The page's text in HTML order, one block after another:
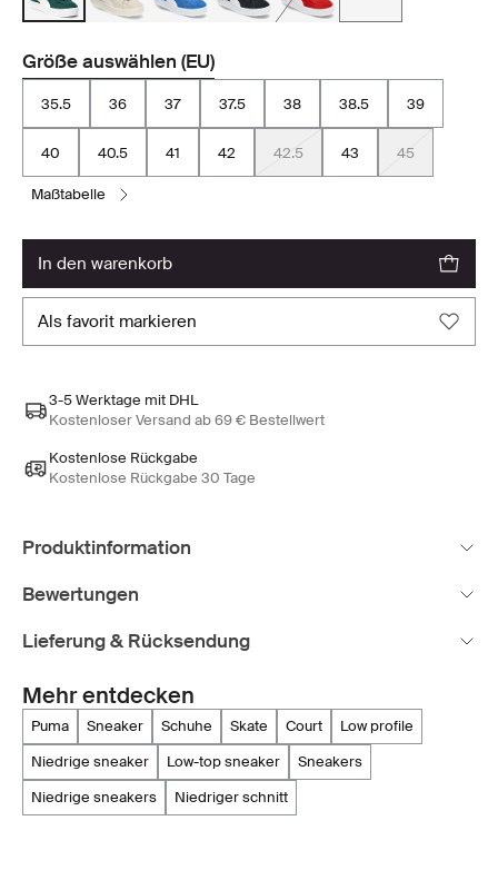
Größe auswählen (EU)
35.5 36 37 37.5 38 38.5 39
40 40.5 41 42 42.5 43 45
maßtabelle
in den warenkorb
als favorit markieren
3-5 Werktage mit DHL
Kostenloser Versand ab 69 € Bestellwert
Kostenlose Rückgabe
Kostenlose Rückgabe 30 Tage
Produktinformation
Bewertungen
Lieferung & Rücksendung
Mehr entdecken
puma sneaker schuhe skate court
low profile
niedrige sneaker
low-top sneaker
sneakers
niedrige sneakers
niedriger schnitt